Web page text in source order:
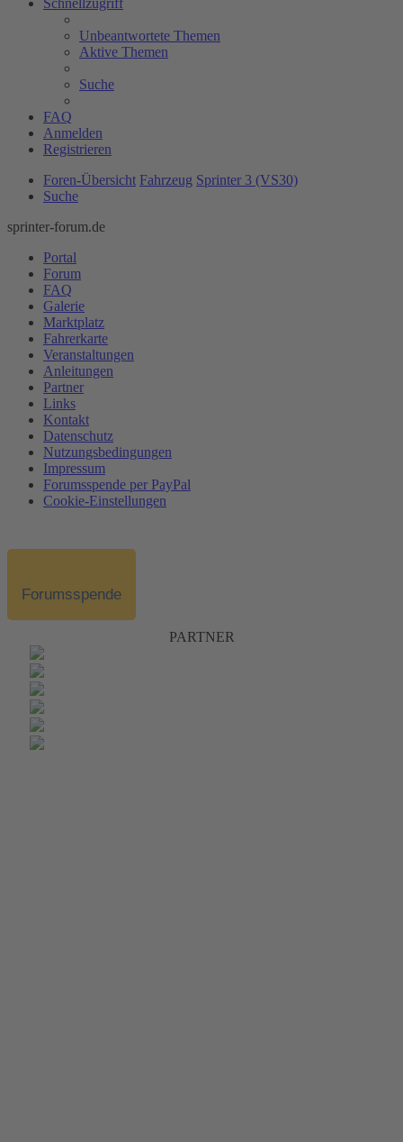
Unbeantwortete Themen
Aktive Themen
Suche
FAQ
Anmelden
Registrieren
Foren-Übersicht Fahrzeug Sprinter 3 (VS30)
Suche
sprinter-forum.de
Portal
Forum
FAQ
Galerie
Marktplatz
Fahrerkarte
Veranstaltungen
Anleitungen
Partner
Links
Kontakt
Datenschutz
Nutzungsbedingungen
Impressum
Forumsspende per PayPal
Cookie-Einstellungen
Forumsspende
PARTNER